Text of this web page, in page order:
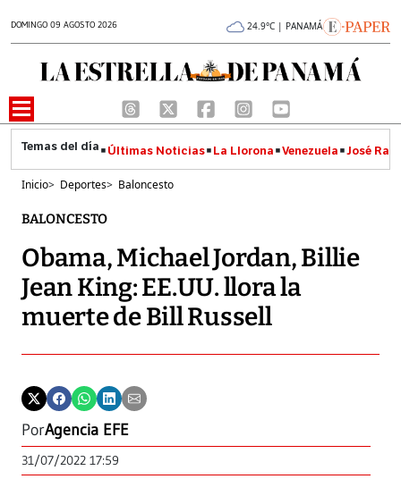
DOMINGO 09 AGOSTO 2026 24.9°C | PANAMÁ
Últimas Noticias La Llorona Venezuela José
Inicio> Deportes> Baloncesto
BALONCESTO
Obama, Michael Jordan, Billie
Jean King: EE.UU. llora la
muerte de Bill Russell
PorAgencia EFE
31/07/2022 17:59